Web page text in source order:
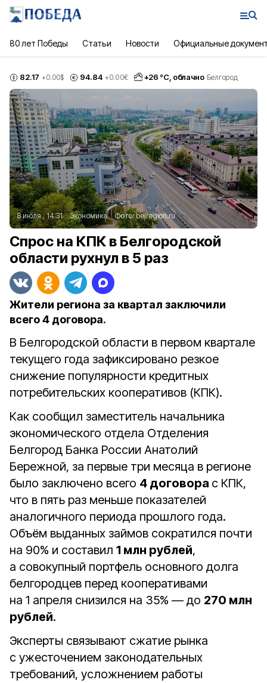
80 лет Победы Статьи Новости Официальные
82.17 +0.00$ 94.84 +0.00€ +26 °С, облачно Белгород
8 июля , 14:31 Экономика Фото:belregion.ru
Спрос на КПК в Белгородской
области рухнул в 5 раз
Жители региона за квартал заключили
всего 4 договора.
В Белгородской области в первом квартале
текущего года зафиксировано резкое
снижение популярности кредитных
потребительских кооперативов (КПК).
Как сообщил заместитель начальника
экономического отдела Отделения
Белгород Банка России Анатолий
Бережной, за первые три месяца в регионе
было заключено всего 4 договора с КПК,
что в пять раз меньше показателей
аналогичного периода прошлого года.
Объём выданных займов сократился почти
на 90% и составил 1 млн рублей,
а совокупный портфель основного долга
белгородцев перед кооперативами
на 1 апреля снизился на 35% — до 270 млн
рублей.
Эксперты связывают сжатие рынка
с ужесточением законодательных
требований, усложнением работы